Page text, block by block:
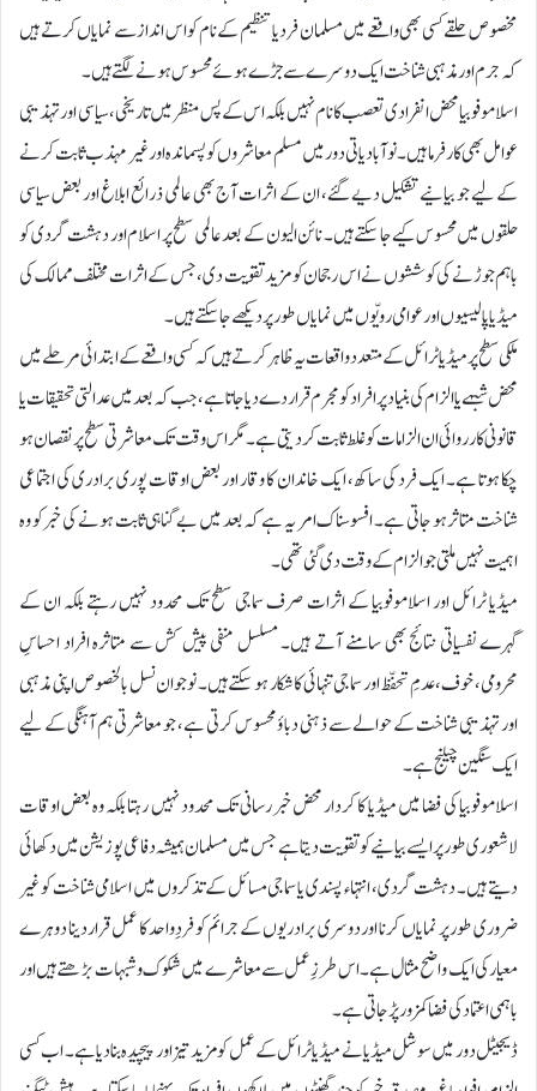
مخصوص حلقے کسی بھی واقعے میں مسلمان فرد یا تنظیم کے نام کو اس انداز سے نمایاں کرتے ہیں
کہ جرم اور مذہبی شناخت ایک دوسرے سے جڑے ہوئے محسوس ہونے لگتے ہیں۔
اسلاموفوبیا محض انفرادی تعصب کا نام نہیں بلکہ اس کے پس منظر میں تاریخی، سیاسی اور تہذیبی
عوامل بھی کارفرما ہیں۔ نوآبادیاتی دور میں مسلم معاشروں کو پسماندہ اور غیر مہذب ثابت کرنے
کے لیے جو بیانیے تشکیل دیے گئے، ان کے اثرات آج بھی عالمی ذرائع ابلاغ اور بعض سیاسی
حلقوں میں محسوس کیے جا سکتے ہیں۔ نائن الیون کے بعد عالمی سطح پر اسلام اور دہشت گردی کو
باہم جوڑنے کی کوششوں نے اس رجحان کو مزید تقویت دی، جس کے اثرات مختلف ممالک کی
میڈیا پالیسیوں اور عوامی رویّوں میں نمایاں طور پر دیکھے جا سکتے ہیں۔
ملکی سطح پر میڈیا ٹرائل کے متعدد واقعات یہ ظاہر کرتے ہیں کہ کسی واقعے کے ابتدائی مرحلے میں
محض شبہے یا الزام کی بنیاد پر افراد کو مجرم قرار دے دیا جاتا ہے، جب کہ بعد میں عدالتی تحقیقات یا
قانونی کارروائی ان الزامات کو غلط ثابت کر دیتی ہے۔ مگر اس وقت تک معاشرتی سطح پر نقصان ہو
چکا ہوتا ہے۔ ایک فرد کی ساکھ، ایک خاندان کا وقار اور بعض اوقات پوری برادری کی اجتماعی
شناخت متاثر ہو جاتی ہے۔ افسوسناک امر یہ ہے کہ بعد میں بے گناہی ثابت ہونے کی خبر کو وہ
اہمیت نہیں ملتی جو الزام کے وقت دی گئی تھی۔
میڈیا ٹرائل اور اسلاموفوبیا کے اثرات صرف سماجی سطح تک محدود نہیں رہتے بلکہ ان کے
گہرے نفسیاتی نتائج بھی سامنے آتے ہیں۔ مسلسل منفی پیش کش سے متاثرہ افراد احساسِ
محرومی، خوف، عدمِ تحفّظ اور سماجی تنہائی کا شکار ہو سکتے ہیں۔ نوجوان نسل بالخصوص اپنی مذہبی
اور تہذیبی شناخت کے حوالے سے ذہنی دباؤ محسوس کرتی ہے، جو معاشرتی ہم آہنگی کے لیے
ایک سنگین چیلنج ہے۔
اسلاموفوبیا کی فضا میں میڈیا کا کردار محض خبر رسانی تک محدود نہیں رہتا بلکہ وہ بعض اوقات
لاشعوری طور پر ایسے بیانیے کو تقویت دیتا ہے جس میں مسلمان ہمیشہ دفاعی پوزیشن میں دکھائی
دیتے ہیں۔ دہشت گردی، انتہاء پسندی یا سماجی مسائل کے تذکروں میں اسلامی شناخت کو غیر
ضروری طور پر نمایاں کرنا اور دوسری برادریوں کے جرائم کو فردِ واحد کا عمل قرار دینا دوہرے
معیار کی ایک واضح مثال ہے۔ اس طرزِ عمل سے معاشرے میں شکوک و شبہات بڑھتے ہیں اور
باہمی اعتماد کی فضا کمزور پڑ جاتی ہے۔
ڈیجیٹل دور میں سوشل میڈیا نے میڈیا ٹرائل کے عمل کو مزید تیز اور پیچیدہ بنا دیا ہے۔ اب کسی